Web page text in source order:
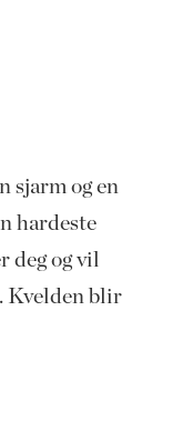
sjarm og en
hardeste
deg og vil
Kvelden blir